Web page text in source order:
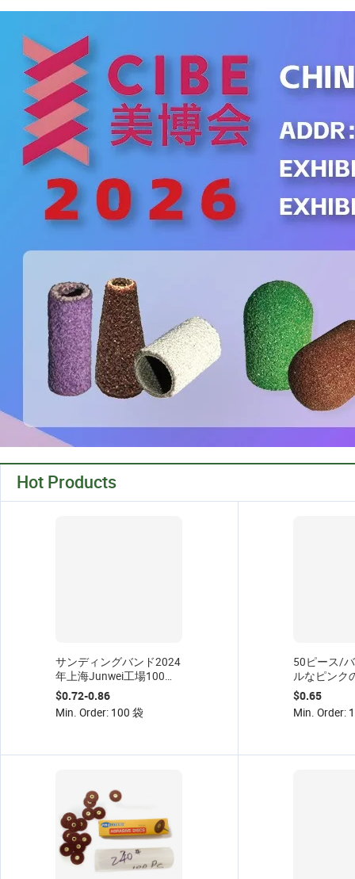
Hot Products
サンディングバンド2024
年上海Junwei工場100ピ
ース/バッグアルミナ酸化
物静電砂植栽 $0.007 ~
$0.009
$0.72-0.86
Min. Order: 100 袋
50ピース/
ルなピンク
グキャップ
バンド爪ス
ル用品
$0.65
Min. Order: